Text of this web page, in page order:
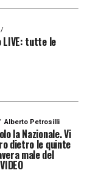
LIVE: tutte le
Alberto Petrosilli
la Nazionale. Vi
dietro le quinte
male del